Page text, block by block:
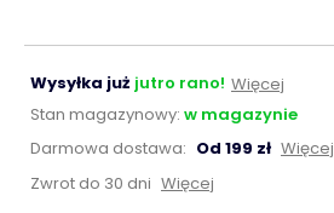
Wysyłka już jutro rano! Więcej
Stan magazynowy: w magazynie
Darmowa dostawa: Od 199 zł Więcej
Zwrot do 30 dni Więcej